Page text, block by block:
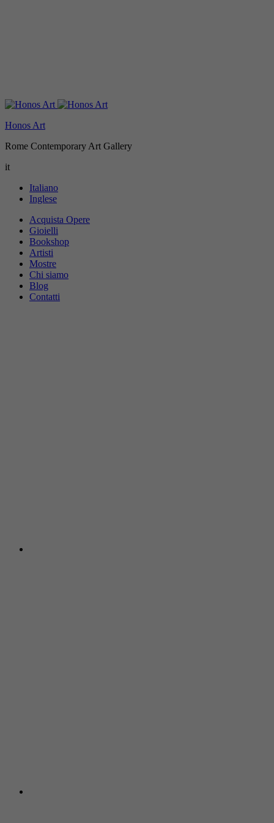
Honos Art
Rome Contemporary Art Gallery
it
Italiano
Inglese
Acquista Opere
Gioielli
Bookshop
Artisti
Mostre
Chi siamo
Blog
Contatti